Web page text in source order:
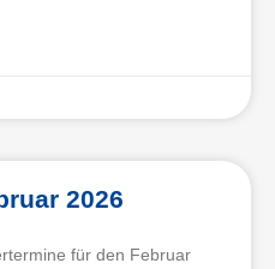
2026
für den Februar